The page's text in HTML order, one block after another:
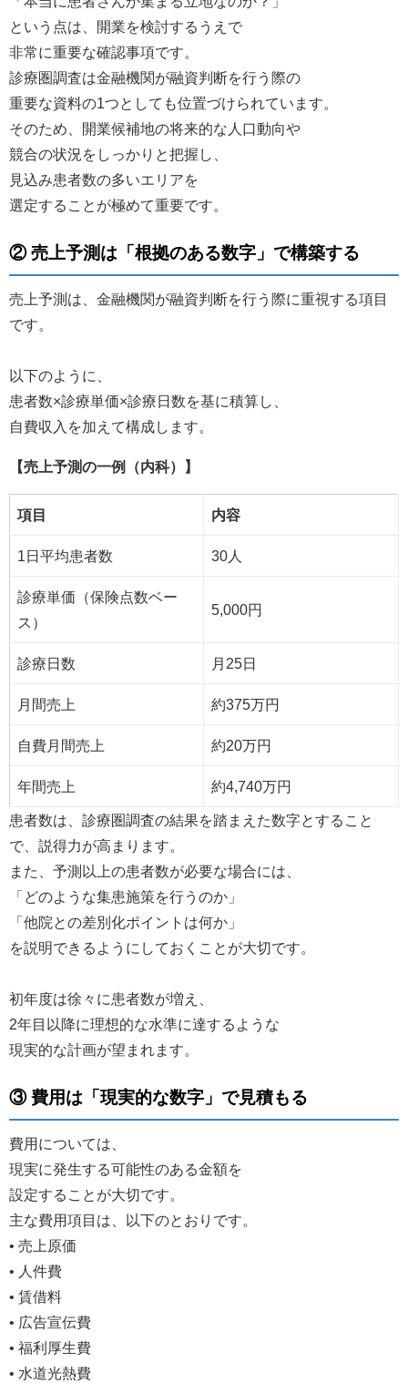
という点は、開業を検討するうえで
非常に重要な確認事項です。
診療圏調査は金融機関が融資判断を行う際の
重要な資料の1つとしても位置づけられています。
そのため、開業候補地の将来的な人口動向や
競合の状況をしっかりと把握し、
見込み患者数の多いエリアを
選定することが極めて重要です。
② 売上予測は「根拠のある数字」で構築する
売上予測は、金融機関が融資判断を行う際に重視する項目
です。
以下のように、
患者数×診療単価×診療日数を基に積算し、
自費収入を加えて構成します。
【売上予測の一例（内科）】
項目 内容
1日平均患者数 30人
診療単価（保険点数ベー
ス）
5,000円
診療日数 月25日
月間売上 約375万円
自費月間売上 約20万円
年間売上 約4,740万円
患者数は、診療圏調査の結果を踏まえた数字とすること
で、説得力が高まります。
また、予測以上の患者数が必要な場合には、
「どのような集患施策を行うのか」
「他院との差別化ポイントは何か」
を説明できるようにしておくことが大切です。
初年度は徐々に患者数が増え、
2年目以降に理想的な水準に達するような
現実的な計画が望まれます。
③ 費用は「現実的な数字」で見積もる
費用については、
現実に発生する可能性のある金額を
設定することが大切です。
主な費用項目は、以下のとおりです。
• 売上原価
• 人件費
• 賃借料
• 広告宣伝費
• 福利厚生費
• 水道光熱費